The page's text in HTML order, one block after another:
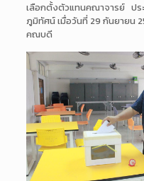
เลือกตั้งตัวแทนคณาจารย์ ปร
ภูมิทัศน์ เมื่อวันที่ 29 กันยายน
คณบดี